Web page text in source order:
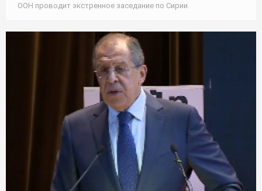
ООН проводит экстренное заседание по Сирии.